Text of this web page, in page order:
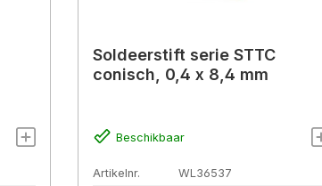
Soldeerstift serie STTC
conisch, 0,4 x 8,4 mm
Beschikbaar
Artikelnr. WL36537